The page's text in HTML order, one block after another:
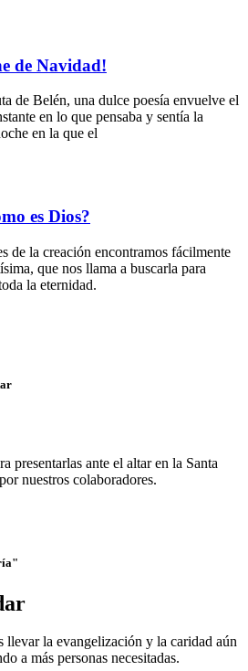
de Navidad!
de Belén, una dulce poesía envuelve el
en lo que pensaba y sentía la
en la que el
es Dios?
de la creación encontramos fácilmente
que nos llama a buscarla para
la eternidad.
presentarlas ante el altar en la Santa
nuestros colaboradores.
llevar la evangelización y la caridad aún
a más personas necesitadas.